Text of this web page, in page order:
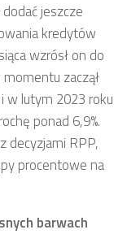
jeszcze
kredytów
wzrósł on do
zaczął
w lutym 2023 roku
ponad 6,9%.
decyzjami RPP,
procentowe na
barwach